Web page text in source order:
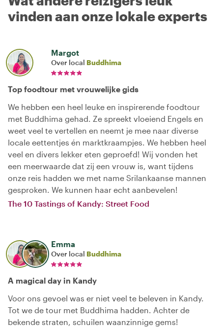
vinden aan onze lokale experts
Margot
Over local Buddhima
Top foodtour met vrouwelijke gids
We hebben een heel leuke en inspirerende foodtour
met Buddhima gehad. Ze spreekt vloeiend Engels en
weet veel te vertellen en neemt je mee naar diverse
locale eettentjes én marktkraampjes. We hebben heel
veel en divers lekker eten geproefd! Wij vonden het
een meerwaarde dat zij een vrouw is, want tijdens
onze reis hadden we met name Srilankaanse mannen
gesproken. We kunnen haar echt aanbevelen!
The 10 Tastings of Kandy: Street Food
Emma
Over local Buddhima
A magical day in Kandy
Voor ons gevoel was er niet veel te beleven in Kandy.
Tot we de tour met Buddhima hadden. Achter de
bekende straten, schuilen waanzinnige gems!